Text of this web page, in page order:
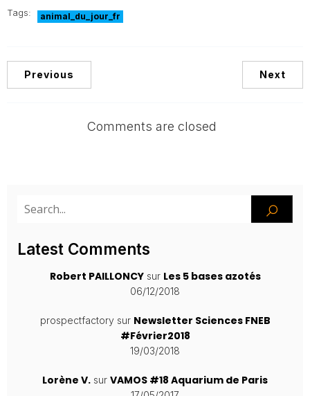
Tags: animal_du_jour_fr
Previous Next
Comments are closed
Latest Comments
Robert PAILLONCYsur Les 5 bases azotés
06/12/2018
prospectfactorysur Newsletter Sciences FNEB
#Février2018
19/03/2018
Lorène V. sur VAMOS #18 Aquarium de Paris